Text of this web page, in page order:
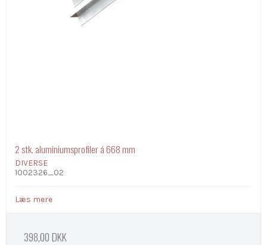
2 stk. aluminiumsprofiler á 668 mm
DIVERSE
1002326_02
Læs mere
398,00 DKK